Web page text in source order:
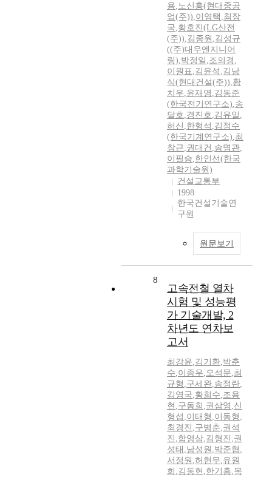
용,노신흥(현대중공
업(주)),이영택 ,최장
국,황호진(LG산전
(주)),김종원 ,김성규
((주)대우엔지니어
링),박정일 ,조의경 ,
이원표,김윤석 ,김남
식(현대건설(주)),황
치우,윤재영 ,김동준
(한국전기연구소),송
달호,경진호,김유일 ,
허신 ,한형석 ,김정수
(한국기계연구소),최
창근,권대건 ,송명관,
이필승,한인선(한국
과학기술원)
건설교통부
1998
한국건설기술연
구원
원문보기
8
고속전철 열차
시험 및 성능평
가 기술개발, 2
차년도 연차보
고서
최강윤,김기환,박춘
수,이종우,오석문,최
규형 ,구세완,송정란,
김영국,황희수,조용
현 ,구동희 ,권삼영 ,신
형섭 ,이태형 ,이동형 ,
최경진 ,구병춘,권석
진 ,함영삼,김형진 ,권
성태 ,남성원 ,박준협 ,
서정원 ,허현무,유원
희 ,김동현 ,한기흥,목